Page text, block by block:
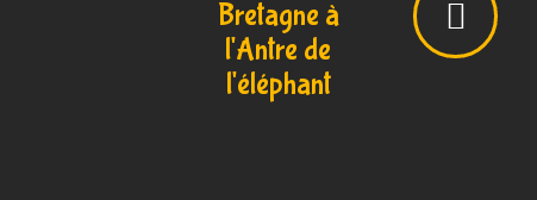
Bretagne à
l'Antre de
l'éléphant